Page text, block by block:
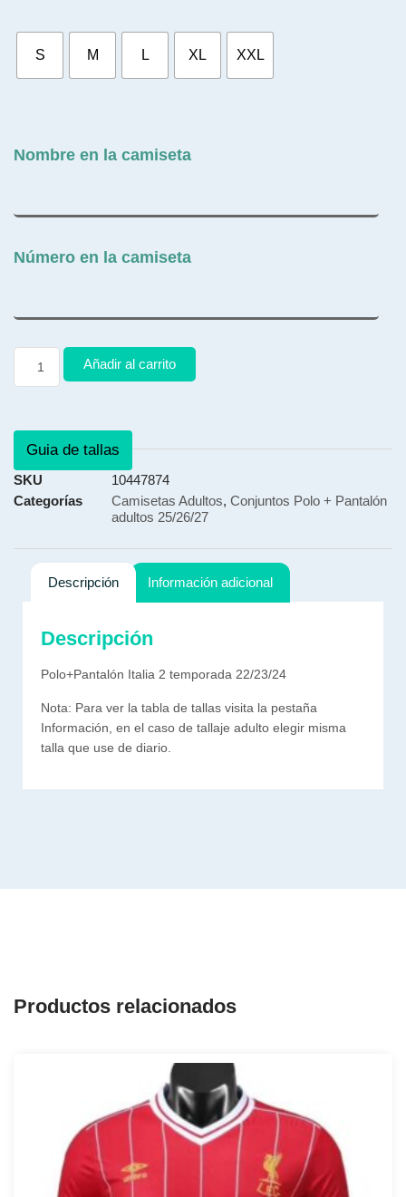
S M L XL XXL
Nombre en la camiseta
Número en la camiseta
Añadir al carrito
Guia de tallas
SKU
10447874
Categorías
Camisetas Adultos, Conjuntos Polo + Pantalón
adultos 25/26/27
Descripción Información adicional
Descripción
Polo+Pantalón Italia 2 temporada 22/23/24
Nota: Para ver la tabla de tallas visita la pestaña
Información, en el caso de tallaje adulto elegir misma
talla que use de diario.
Productos relacionados